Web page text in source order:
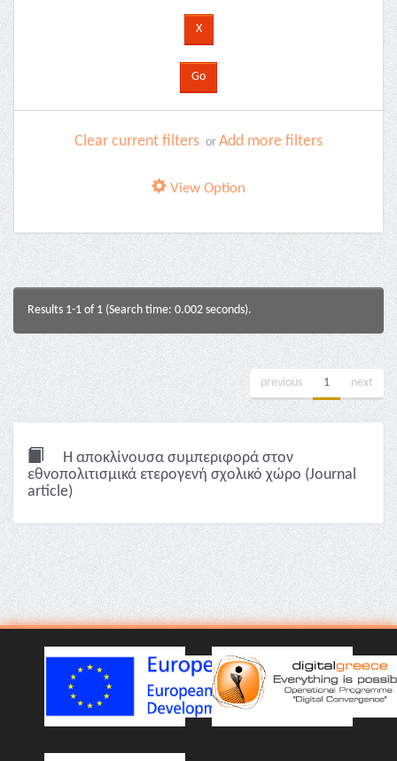
Clear current filters or Add more filters
View Option
Results 1-1 of 1 (Search time: 0.002 seconds).
previous 1 next
Η αποκλίνουσα συμπεριφορά στον
εθνοπολιτισμικά ετερογενή σχολικό χώρο (Journal
article)